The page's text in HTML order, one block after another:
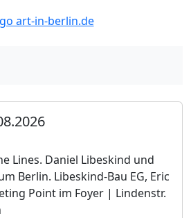
Lines. Daniel Libeskind und
Berlin.­ Libeskind-Bau EG, Eric
Point im Foyer | Lindenstr.